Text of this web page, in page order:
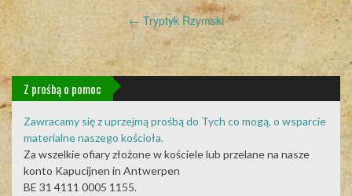
Post
navigation
← Tryptyk Rzymski
Z prośbą o pomoc
Zawracamy się z uprzejmą prośbą do Tych co mogą, o wsparcie
materialne naszego kościoła.
Za wszelkie ofiary złożone w kościele lub przelane na nasze
konto Kapucijnen in Antwerpen
BE 31 4111 0005 1155.